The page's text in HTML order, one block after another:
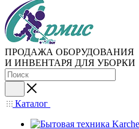
ПРОДАЖА ОБОРУДОВАНИЯ
И ИНВЕНТАРЯ ДЛЯ УБОРКИ
Каталог